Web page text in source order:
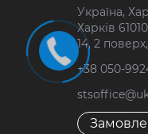
Україна,
Харків
14, 2
+38 050-